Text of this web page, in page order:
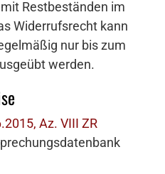
Restbeständen im
Widerrufsrecht kann
nur bis zum
werden.
Az. VIII ZR